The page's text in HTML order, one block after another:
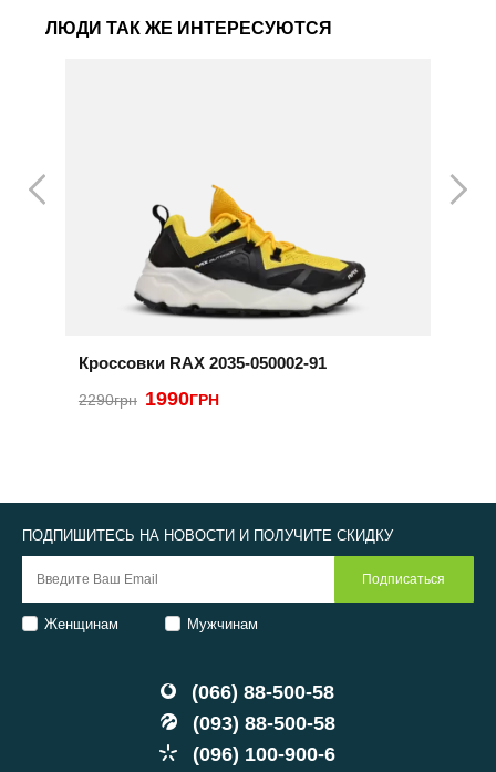
ЛЮДИ ТАК ЖЕ ИНТЕРЕСУЮТСЯ
Кроссовки RAX 2035-050002-91
2290грн 1990ГРН
(066) 88-500-58
(093) 88-500-58
(096) 100-900-6
ПОДПИШИТЕСЬ НА НОВОСТИ И ПОЛУЧИТЕ СКИДКУ
Женщинам Мужчинам